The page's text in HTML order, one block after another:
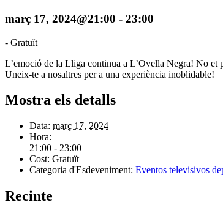
març 17, 2024@21:00 - 23:00
- Gratuït
L’emoció de la Lliga continua a L’Ovella Negra! No et
Uneix-te a nosaltres per a una experiència inoblidable!
Mostra els detalls
Data: març 17, 2024
Hora:
21:00 - 23:00
Cost: Gratuït
Categoria d'Esdeveniment: Eventos televisivos
Recinte